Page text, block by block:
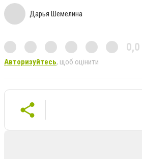
Дарья Шемелина
0,0
Авторизуйтесь, щоб оцінити